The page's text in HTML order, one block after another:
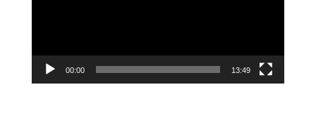
00:00 13:49